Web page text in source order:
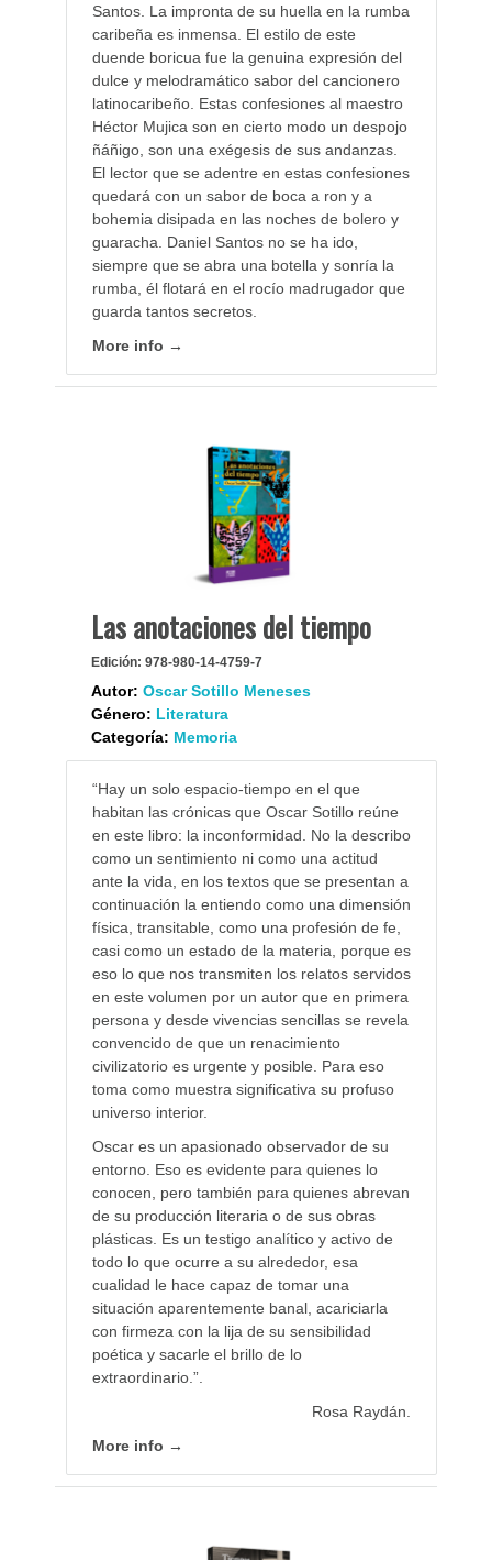
Santos. La impronta de su huella en la rumba
caribeña es inmensa. El estilo de este
duende boricua fue la genuina expresión del
dulce y melodramático sabor del cancionero
latinocaribeño. Estas confesiones al maestro
Héctor Mujica son en cierto modo un despojo
ñáñigo, son una exégesis de sus andanzas.
El lector que se adentre en estas confesiones
quedará con un sabor de boca a ron y a
bohemia disipada en las noches de bolero y
guaracha. Daniel Santos no se ha ido,
siempre que se abra una botella y sonría la
rumba, él flotará en el rocío madrugador que
guarda tantos secretos.
More info →
Las anotaciones del tiempo
Edición: 978-980-14-4759-7
Autor: Oscar Sotillo Meneses
Género: Literatura
Categoría: Memoria
“Hay un solo espacio-tiempo en el que
habitan las crónicas que Oscar Sotillo reúne
en este libro: la inconformidad. No la describo
como un sentimiento ni como una actitud
ante la vida, en los textos que se presentan a
continuación la entiendo como una dimensión
física, transitable, como una profesión de fe,
casi como un estado de la materia, porque es
eso lo que nos transmiten los relatos servidos
en este volumen por un autor que en primera
persona y desde vivencias sencillas se revela
convencido de que un renacimiento
civilizatorio es urgente y posible. Para eso
toma como muestra significativa su profuso
universo interior.
Oscar es un apasionado observador de su
entorno. Eso es evidente para quienes lo
conocen, pero también para quienes abrevan
de su producción literaria o de sus obras
plásticas. Es un testigo analítico y activo de
todo lo que ocurre a su alrededor, esa
cualidad le hace capaz de tomar una
situación aparentemente banal, acariciarla
con firmeza con la lija de su sensibilidad
poética y sacarle el brillo de lo
extraordinario.”.
Rosa Raydán.
More info →